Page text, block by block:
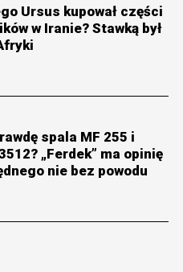
Ursus kupował części
w Iranie? Stawką był
spala MF 255 i
„Ferdek” ma opinię
nie bez powodu